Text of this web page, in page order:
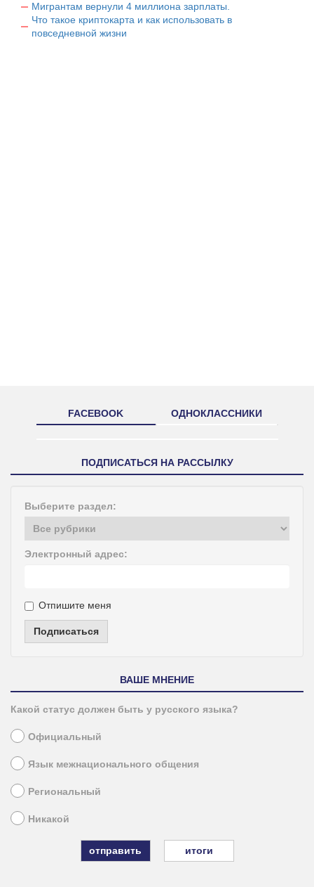
Мигрантам вернули 4 миллиона зарплаты.
Что такое криптокарта и как использовать в
повседневной жизни
FACEBOOK ОДНОКЛАССНИКИ
ПОДПИСАТЬСЯ НА РАССЫЛКУ
Выберите раздел:
Электронный адрес:
Отпишите меня
Подписаться
ВАШЕ МНЕНИЕ
Какой статус должен быть у русского языка?
Официальный
Язык межнационального общения
Региональный
Никакой
итоги